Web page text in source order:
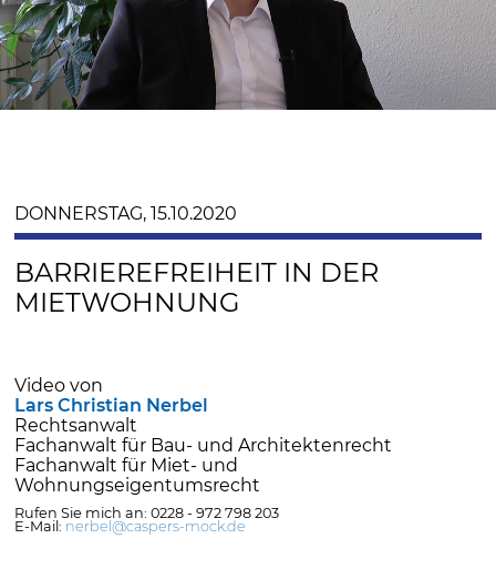
DONNERSTAG, 15.10.2020
BARRIEREFREIHEIT IN DER
MIETWOHNUNG
Video von
Lars Christian Nerbel
Rechtsanwalt
Fachanwalt für Bau- und Architektenrecht
Fachanwalt für Miet- und
Wohnungseigentumsrecht
Rufen Sie mich an: 0228 - 972 798 203
E-Mail: nerbel@caspers-mock.de